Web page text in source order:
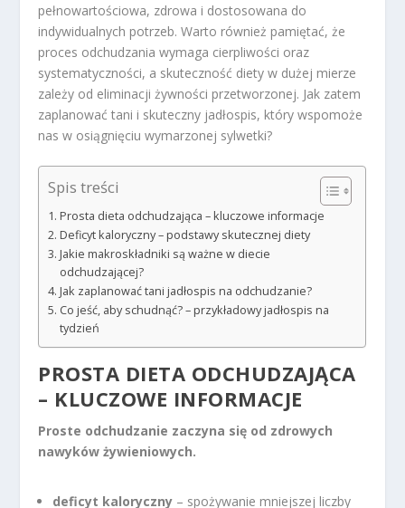
pełnowartościowa, zdrowa i dostosowana do
indywidualnych potrzeb. Warto również pamiętać, że
proces odchudzania wymaga cierpliwości oraz
systematyczności, a skuteczność diety w dużej mierze
zależy od eliminacji żywności przetworzonej. Jak zatem
zaplanować tani i skuteczny jadłospis, który wspomoże
nas w osiągnięciu wymarzonej sylwetki?
Spis treści
Prosta dieta odchudzająca – kluczowe informacje
Deficyt kaloryczny – podstawy skutecznej diety
Jakie makroskładniki są ważne w diecie
odchudzającej?
Jak zaplanować tani jadłospis na odchudzanie?
Co jeść, aby schudnąć? – przykładowy jadłospis na
tydzień
PROSTA DIETA ODCHUDZAJĄCA
– KLUCZOWE INFORMACJE
Proste odchudzanie zaczyna się od zdrowych
nawyków żywieniowych.
deficyt kaloryczny – spożywanie mniejszej liczby